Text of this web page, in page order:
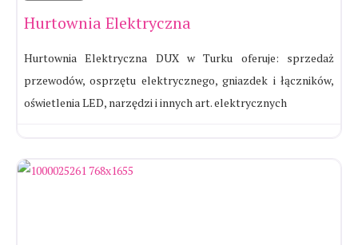
Hurtownia Elektryczna
Hurtownia Elektryczna DUX w Turku oferuje: sprzedaż
przewodów, osprzętu elektrycznego, gniazdek i łączników,
oświetlenia LED, narzędzi i innych art. elektrycznych